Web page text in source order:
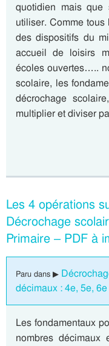
quotidien mais que
utiliser. Comme
des dispositifs du
accueil de loisirs
écoles ouvertes…..
scolaire, les
décrochage
multiplier et diviser
Les 4 opérations
Décrochage
Primaire – PDF à
Paru dans ▶
décimaux : 4e, 5e,
Les fondamentaux
nombres décimaux